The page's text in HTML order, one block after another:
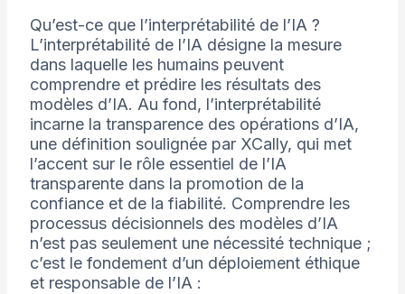
Qu’est-ce que l’interprétabilité de l’IA ?
L’interprétabilité de l’IA désigne la mesure
dans laquelle les humains peuvent
comprendre et prédire les résultats des
modèles d’IA. Au fond, l’interprétabilité
incarne la transparence des opérations d’IA,
une définition soulignée par XCally, qui met
l’accent sur le rôle essentiel de l’IA
transparente dans la promotion de la
confiance et de la fiabilité. Comprendre les
processus décisionnels des modèles d’IA
n’est pas seulement une nécessité technique ;
c’est le fondement d’un déploiement éthique
et responsable de l’IA :